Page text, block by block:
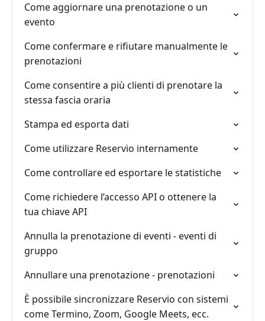
Come aggiornare una prenotazione o un
evento
Come confermare e rifiutare manualmente le
prenotazioni
Come consentire a più clienti di prenotare la
stessa fascia oraria
Stampa ed esporta dati
Come utilizzare Reservio internamente
Come controllare ed esportare le statistiche
Come richiedere l’accesso API o ottenere la
tua chiave API
Annulla la prenotazione di eventi - eventi di
gruppo
Annullare una prenotazione - prenotazioni
È possibile sincronizzare Reservio con sistemi
come Termino, Zoom, Google Meets, ecc.